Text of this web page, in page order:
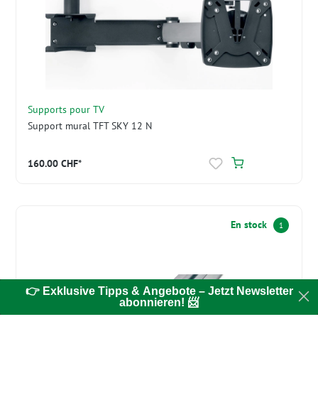
Supports pour TV
Support mural TFT SKY 12 N
160.00 CHF*
En stock 1
👉 Exklusive Tipps & Angebote – Jetzt Newsletter
abonnieren! 📨